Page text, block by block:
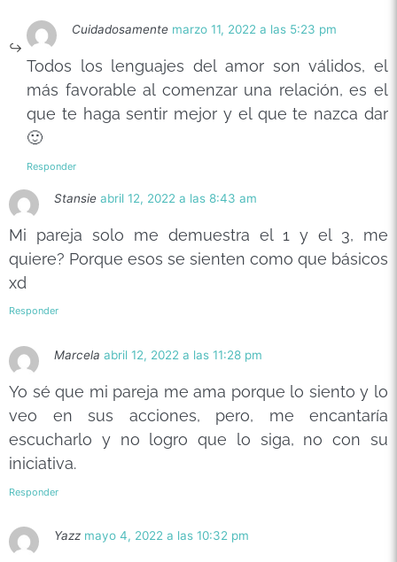
Cuidadosamente marzo 11, 2022 a las 5:23 pm
Todos los lenguajes del amor son válidos, el
más favorable al comenzar una relación, es el
que te haga sentir mejor y el que te nazca dar
🙂
Responder
Stansie abril 12, 2022 a las 8:43 am
Mi pareja solo me demuestra el 1 y el 3, me
quiere? Porque esos se sienten como que básicos
xd
Responder
Marcela abril 12, 2022 a las 11:28 pm
Yo sé que mi pareja me ama porque lo siento y lo
veo en sus acciones, pero, me encantaría
escucharlo y no logro que lo siga, no con su
iniciativa.
Responder
Yazz mayo 4, 2022 a las 10:32 pm